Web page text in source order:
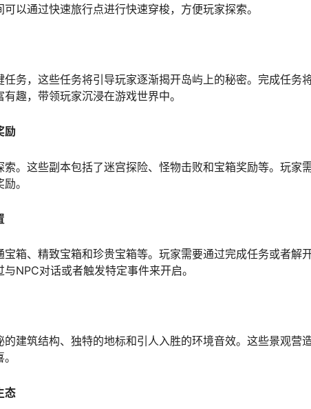
以通过快速旅行点进行快速穿梭，方便玩家探索。
务，这些任务将引导玩家逐渐揭开岛屿上的秘密。完成任务
趣，带领玩家沉浸在游戏世界中。
励
。这些副本包括了迷宫探险、怪物击败和宝箱奖励等。玩家
。
箱、精致宝箱和珍贵宝箱等。玩家需要通过完成任务或者解
NPC对话或者触发特定事件来开启。
建筑结构、独特的地标和引人入胜的环境音效。这些景观营
态